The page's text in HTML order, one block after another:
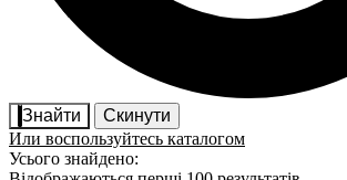
Знайти
Скинути
Или воспользуйтесь каталогом
Усього знайдено: